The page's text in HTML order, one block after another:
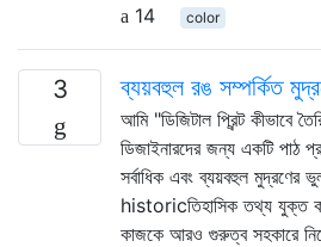
14
color
3 ব্যয়বহুল রঙ সম্পর্কিত
আমি "ডিজিটাল প্রিন্ট কীভাবে
ডিজাইনারদের জন্য একটি পাঠ
সর্বাধিক এবং ব্যয়বহুল মুদ্রণের
historicতিহাসিক তথ্য যুক্ত
কাজকে আরও গুরুত্ব সহকারে